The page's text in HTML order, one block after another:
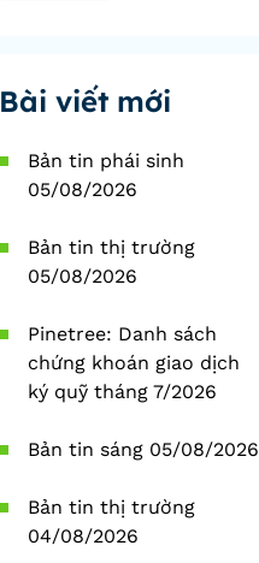
Bài viết mới
Bản tin phái sinh
05/08/2026
Bản tin thị trường
05/08/2026
Pinetree: Danh sách
chứng khoán giao dịch
ký quỹ tháng 7/2026
Bản tin sáng 05/08/2026
Bản tin thị trường
04/08/2026